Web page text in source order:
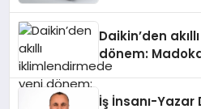
Daikin’den
dönem:
Daikin’in
İş İnsanı-Yazar